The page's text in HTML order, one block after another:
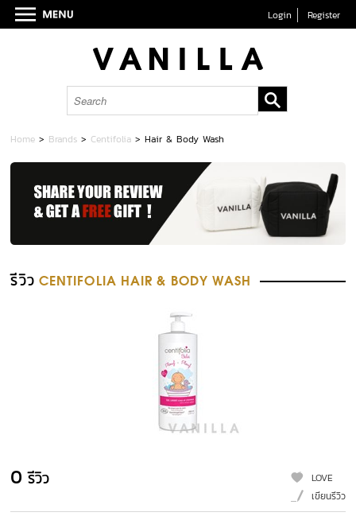
Login Register
Home > Brands > Centifolia >Hair & Body Wash
รีวิว CENTIFOLIA HAIR & BODY WASH
0 รีวิว
LOVE
เขียนรีวิว